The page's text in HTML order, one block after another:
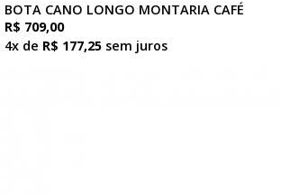
BOTA CANO LONGO MONTARIA CAFÉ
R$ 709,00
4x de R$ 177,25 sem juros